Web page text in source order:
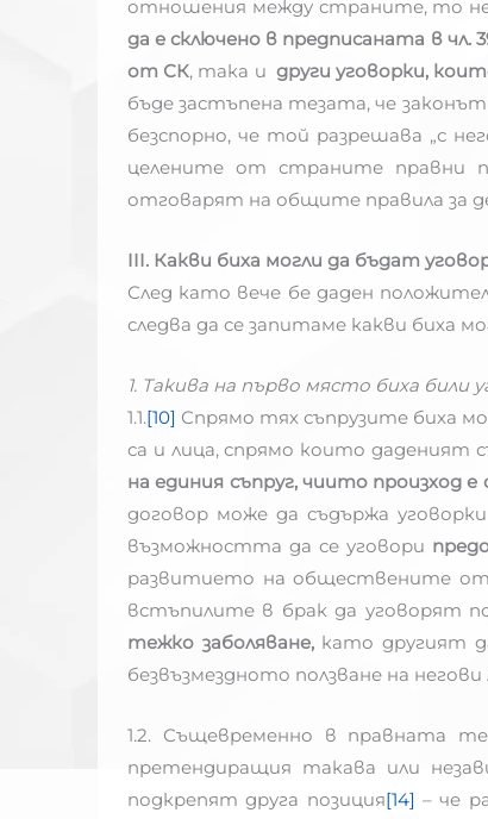
отношения между страните, то не
да е сключено в предписаната в
от СК, така и други уговорки,
бъде застъпена тезата, че законът
безспорно, че той разрешава „с
целените от страните правни
отговарят на общите правила за
III. Какви биха могли да бъдат
След като вече бе даден
следва да се запитаме какви биха
1. Такива на първо място биха
1.1.[10] Спрямо тях съпрузите биха
са и лица, спрямо които даденият
на единия съпруг, чиито произход
договор може да съдържа
възможността да се уговори
развитието на обществените
встъпилите в брак да уговорят
тежко заболяване,като другият
безвъзмездното ползване на
1.2. Същевременно в правната
претендиращия такава или
подкрепят друга позиция[14] – че